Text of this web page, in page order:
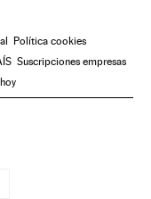
Política cookies
Suscripciones empresas